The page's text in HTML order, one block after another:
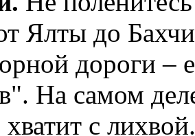
Ялты до
дороги –
На самом
хватит с